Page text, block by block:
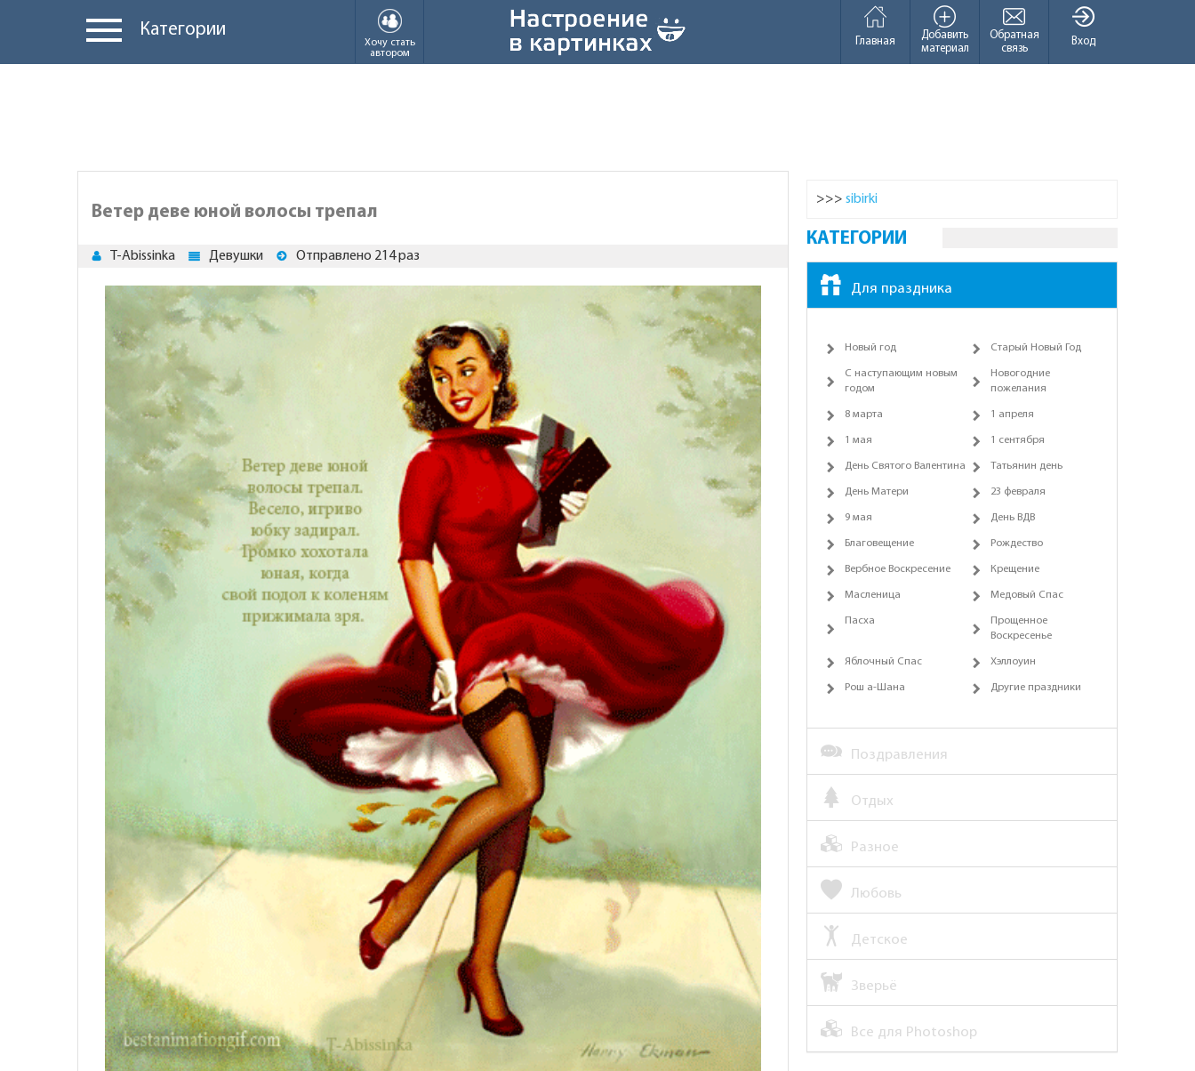
Категории
Хочу стать
автором
Вход
Обратная
связь
Добавить
материал
Главная
Ветер деве юной волосы трепал
T-Abissinka Девушки Отправлено 214 раз
>>> sibirki
КАТЕГОРИИ
Для праздника
Новый год Старый Новый Год
С наступающим новым
годом
Новогодние
пожелания
8 марта 1 апреля
1 мая 1 сентября
День Святого Валентина Татьянин день
День Матери 23 февраля
9 мая День ВДВ
Благовещение Рождество
Вербное Воскресение Крещение
Масленица Медовый Спас
Пасха
Прощенное
Воскресенье
Яблочный Спас Хэллоуин
Рош а-Шана Другие праздники
Поздравления
Отдых
Разное
Любовь
Детское
Зверьё
Все для Photoshop